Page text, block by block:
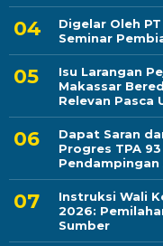
Digelar Oleh
Seminar
Isu Larangan
Makassar
Relevan Pasca
Dapat Saran
Progres TPA
Pendampingan
Instruksi Wali
2026:
Sumber